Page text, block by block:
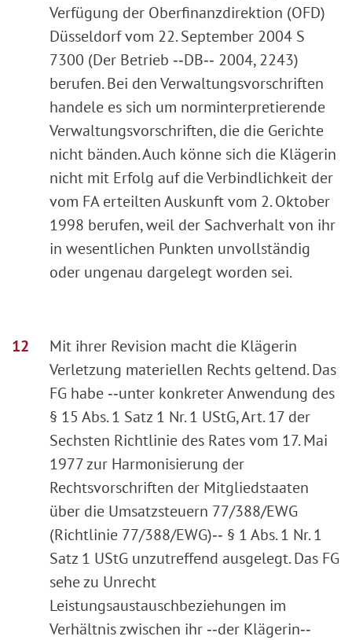
Verfügung der Oberfinanzdirektion (OFD)
Düsseldorf vom 22. September 2004 S
7300 (Der Betrieb ‑‑DB‑‑ 2004, 2243)
berufen. Bei den Verwaltungsvorschriften
handele es sich um norminterpretierende
Verwaltungsvorschriften, die die Gerichte
nicht bänden. Auch könne sich die Klägerin
nicht mit Erfolg auf die Verbindlichkeit der
vom FA erteilten Auskunft vom 2. Oktober
1998 berufen, weil der Sachverhalt von ihr
in wesentlichen Punkten unvollständig
oder ungenau dargelegt worden sei.
Mit ihrer Revision macht die Klägerin
Verletzung materiellen Rechts geltend. Das
FG habe ‑‑unter konkreter Anwendung des
§ 15 Abs. 1 Satz 1 Nr. 1 UStG, Art. 17 der
Sechsten Richtlinie des Rates vom 17. Mai
1977 zur Harmonisierung der
Rechtsvorschriften der Mitgliedstaaten
über die Umsatzsteuern 77/388/EWG
(Richtlinie 77/388/EWG)‑‑ § 1 Abs. 1 Nr. 1
Satz 1 UStG unzutreffend ausgelegt. Das FG
sehe zu Unrecht
Leistungsaustauschbeziehungen im
Verhältnis zwischen ihr ‑‑der Klägerin‑‑